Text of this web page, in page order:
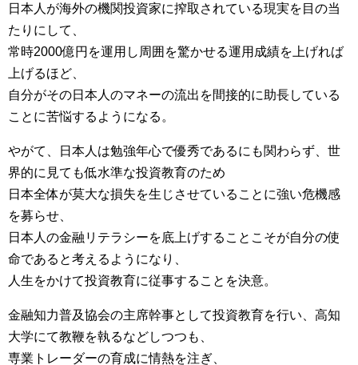
日本人が海外の機関投資家に搾取されている現実を目の当
たりにして、
常時2000億円を運用し周囲を驚かせる運用成績を上げれば
上げるほど、
自分がその日本人のマネーの流出を間接的に助長している
ことに苦悩するようになる。
やがて、日本人は勉強年心で優秀であるにも関わらず、世
界的に見ても低水準な投資教育のため
日本全体が莫大な損失を生じさせていることに強い危機感
を募らせ
日本人の金融リテラシーを底上げすることこそが自分の使
命である と考えるようになり、
人生をかけて投資教育に従事することを決意。
金融知力普及協会の主席幹事として投資教育を行い、高知
大学にて教鞭を執るなどしつつも、
専業トレーダーの育成に情熱を注ぎ、